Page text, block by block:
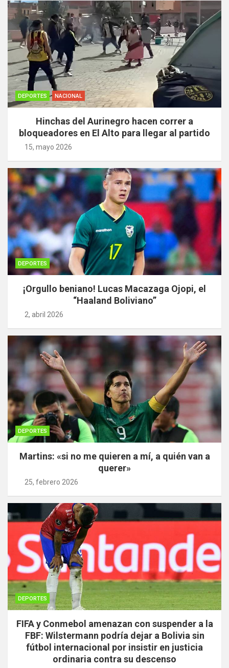
entradas
DEPORTES NACIONAL
Hinchas del Aurinegro hacen correr a
bloqueadores en El Alto para llegar al partido
15, mayo 2026
DEPORTES
¡Orgullo beniano! Lucas Macazaga Ojopi, el
“Haaland Boliviano”
2, abril 2026
DEPORTES
Martins: «si no me quieren a mí, a quién van a
querer»
25, febrero 2026
DEPORTES
FIFA y Conmebol amenazan con suspender a la
FBF: Wilstermann podría dejar a Bolivia sin
fútbol internacional por insistir en justicia
ordinaria contra su descenso